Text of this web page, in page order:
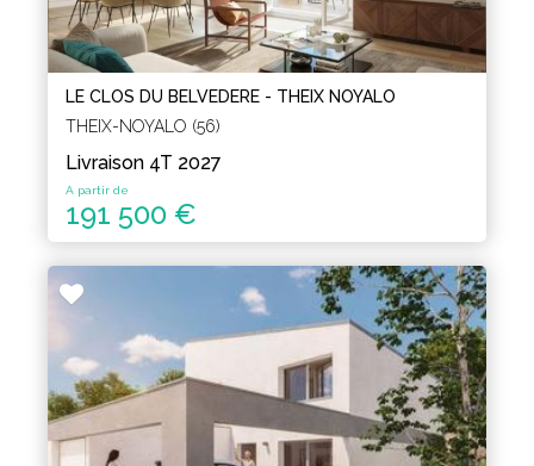
LE CLOS DU BELVEDERE - THEIX NOYALO
THEIX-NOYALO (56)
Livraison 4T 2027
A partir de
191 500 €